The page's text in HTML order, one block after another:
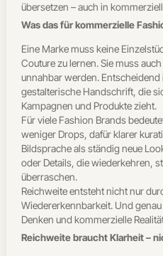
übersetzen – auch in
Was das für kommerzielle
Eine Marke muss keine
Couture zu lernen. Sie muss
unnahbar werden.
gestalterische Handschrift, die
Kampagnen und Produkte zieht.
Für viele Fashion Brands
weniger Drops, dafür klarer
Bildsprache als ständig neue
oder Details, die wiederkehren,
überraschen.
Reichweite entsteht nicht nur
Wiedererkennbarkeit. Und
Denken und kommerzielle
Reichweite braucht Klarheit –